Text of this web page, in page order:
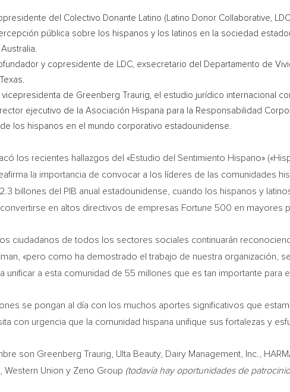
del Colectivo Donante Latino (Latino Donor Collaborative,
pública sobre los hispanos y los latinos en la sociedad
Australia.
y copresidente de LDC, exsecretario del Departamento de
.
vicepresidenta de Greenberg Traurig, el estudio jurídico internacional
ejecutivo de la Asociación Hispana para la Responsabilidad
los hispanos en el mundo corporativo estadounidense.
los recientes hallazgos del «Estudio del Sentimiento Hispano»
la importancia de convocar a los líderes de las comunidades
billones del PIB anual estadounidense, cuando los hispanos y
en altos directivos de empresas Fortune 500 en mayores
ciudadanos de todos los sectores sociales continuarán
, «pero como ha demostrado el trabajo de nuestra organización,
unificar a esta comunidad de 55 millones que es tan importante para
se pongan al día con los muchos aportes significativos que
con urgencia que la comunidad hispana unifique sus fortalezas y
son Greenberg Traurig, Ulta Beauty, Dairy Management, Inc.,
Western Union y Zeno Group (todavía hay oportunidades de